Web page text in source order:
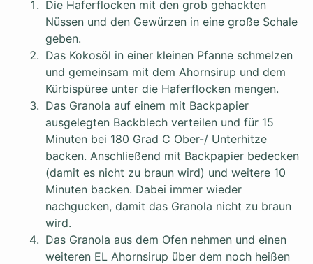
Die Haferflocken mit den grob gehackten
Nüssen und den Gewürzen in eine große Schale
geben.
Das Kokosöl in einer kleinen Pfanne schmelzen
und gemeinsam mit dem Ahornsirup und dem
Kürbispüree unter die Haferflocken mengen.
Das Granola auf einem mit Backpapier
ausgelegten Backblech verteilen und für 15
Minuten bei 180 Grad C Ober-/ Unterhitze
backen. Anschließend mit Backpapier bedecken
(damit es nicht zu braun wird) und weitere 10
Minuten backen. Dabei immer wieder
nachgucken, damit das Granola nicht zu braun
wird.
Das Granola aus dem Ofen nehmen und einen
weiteren EL Ahornsirup über dem noch heißen